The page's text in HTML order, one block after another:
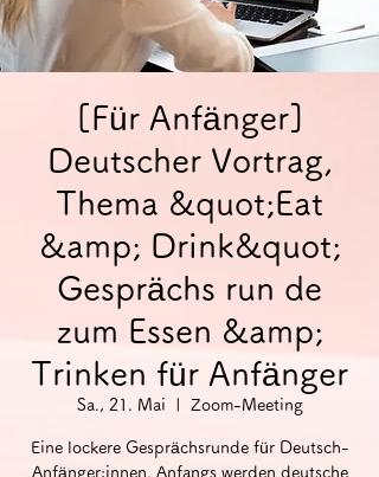
[Für Anfänger]
Deutscher Vortrag,
Thema &quot;Eat
&amp; Drink&quot;
Gesprächs run de
zum Essen &amp;
Trinken für Anfänger
Sa., 21. Mai Zoom-Meeting
Eine lockere Gesprächsrunde für Deutsch-
Anfänger:innen. Anfangs werden deutsche